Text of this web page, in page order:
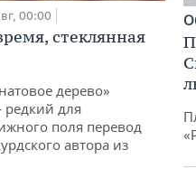
00:00
стеклянная
дерево»
для
поля перевод
автора из